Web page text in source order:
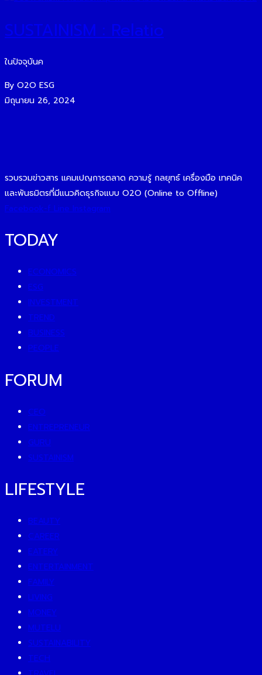
SUSTAINISM : Relatio
ในปัจจุบันค
By O2O ESG
มิถุนายน 26, 2024
รวบรวมข่าวสาร แคมเปญการตลาด ความรู้ กลยุทธ์ เครื่องมือ เทคนิค
และพันธมิตรที่มีแนวคิดธุรกิจแบบ O2O (Online to Offline)
Facebook-f Line Instagram
TODAY
ECONOMICS
ESG
INVESTMENT
TREND
BUSINESS
PEOPLE
FORUM
CEO
ENTREPRENEUR
GURU
SUSTAINISM
LIFESTYLE
BEAUTY
CAREER
EATERY
ENTERTAINMENT
FAMILY
LIVING
MONEY
MUTELU
SUSTAINABILITY
TECH